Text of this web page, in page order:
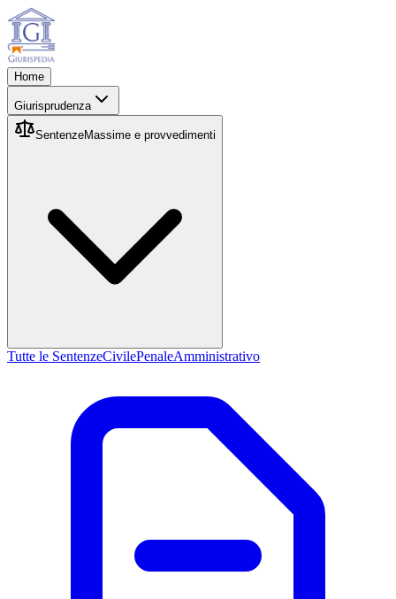
Home
Giurisprudenza
SentenzeMassime e provvedimenti
Tutte le SentenzeCivilePenaleAmministrativo